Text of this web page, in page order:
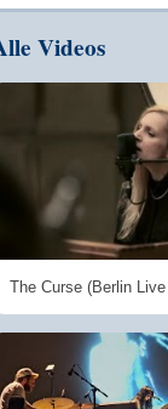
Videos
The Curse (Berlin